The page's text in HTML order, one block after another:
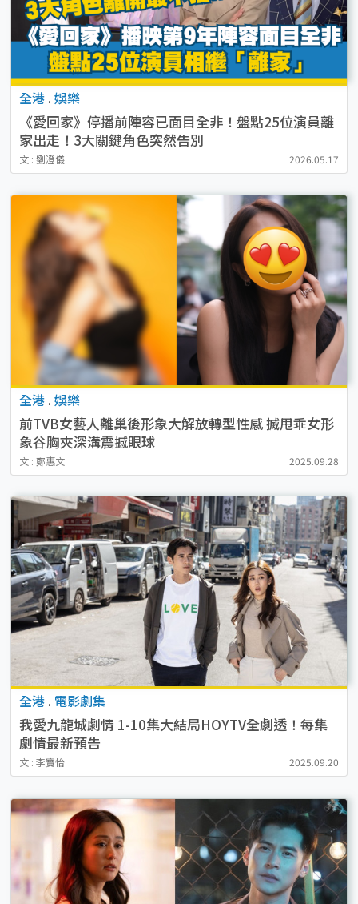
全港 . 娛樂
《愛回家》停播前陣容已面目全非！盤點25位演員離
家出走！3大關鍵角色突然告別
文 : 劉澄儀 2026.05.17
全港 . 娛樂
前TVB女藝人離巢後形象大解放轉型性感 搣甩乖女形
象谷胸夾深溝震撼眼球
文 : 鄭惠文 2025.09.28
全港 . 電影劇集
我愛九龍城劇情 1-10集大結局HOYTV全劇透！每集
劇情最新預告
文 : 李寶怡 2025.09.20